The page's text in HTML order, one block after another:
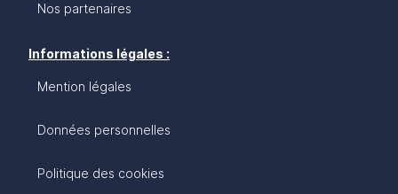
Nos partenaires
Informations légales :
Mention légales
Données personnelles
Politique des cookies